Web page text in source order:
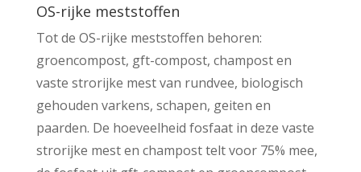
OS-rijke meststoffen
Tot de OS-rijke meststoffen behoren:
groencompost, gft-compost, champost en
vaste strorijke mest van rundvee, biologisch
gehouden varkens, schapen, geiten en
paarden. De hoeveelheid fosfaat in deze vaste
strorijke mest en champost telt voor 75% mee,